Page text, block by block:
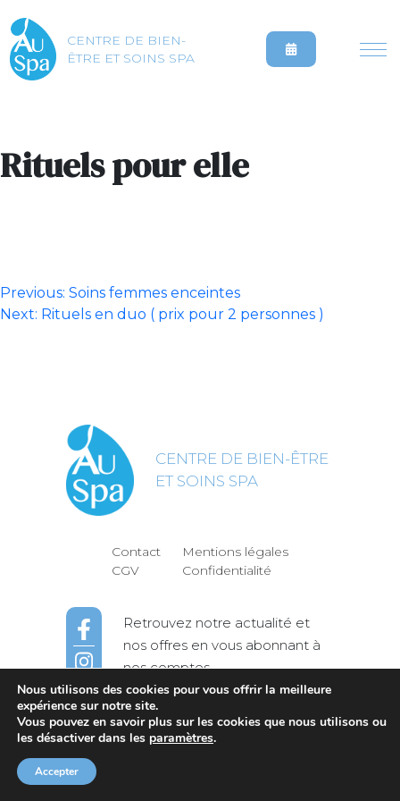
CENTRE DE BIEN-
ÊTRE ET SOINS SPA
Rituels pour elle
Navigation
Previous: Soins femmes enceintes
Next: Rituels en duo ( prix pour 2 personnes )
CENTRE DE BIEN-ÊTRE
ET SOINS SPA
Contact
CGV
Mentions légales
Confidentialité
Retrouvez notre actualité et
nos offres en vous abonnant à
nos comptes
© AuSpa | Soins & Massages à La Rochelle
Nous utilisons des cookies pour vous offrir la meilleure
expérience sur notre site.
Vous pouvez en savoir plus sur les cookies que nous utilisons ou
les désactiver dans les paramètres.
Accepter